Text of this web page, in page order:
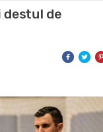
destul de